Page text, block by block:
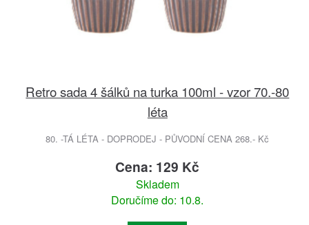
Retro sada 4 šálků na turka 100ml - vzor 70.-80
léta
80. -TÁ LÉTA - DOPRODEJ - PŮVODNÍ CENA 268.- Kč
Cena: 129 Kč
Skladem
Doručíme do: 10.8.